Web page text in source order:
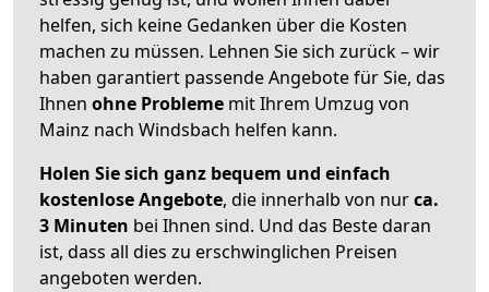
helfen, sich keine Gedanken über die Kosten
machen zu müssen. Lehnen Sie sich zurück – wir
haben garantiert passende Angebote für Sie, das
Ihnen ohne Probleme mit Ihrem Umzug von
Mainz nach Windsbach helfen kann.
Holen Sie sich ganz bequem und einfach
kostenlose Angebote, die innerhalb von nurca.
3 Minuten bei Ihnen sind. Und das Beste daran
ist, dass all dies zu erschwinglichen Preisen
angeboten werden.